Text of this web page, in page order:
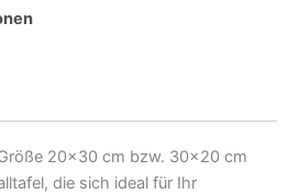
20×30 cm bzw. 30×20 cm
die sich ideal für Ihr